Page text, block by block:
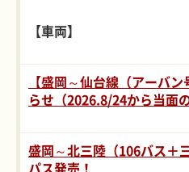
【車両】
【盛岡～仙台線（アーバ
らせ（2026.8/24から当面の
盛岡～北三陸（106バス＋
パス発売！